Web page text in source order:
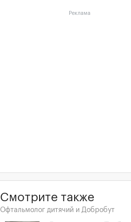
Реклама
Смотрите также
Офтальмолог дитячий и Добробут